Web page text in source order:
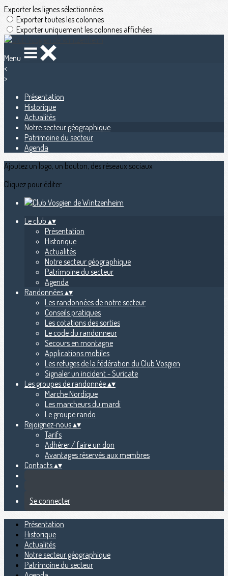
Exporter les lignes sélectionnées
Exporter toutes les colonnes
Exporter uniquement les colonnes affichées
Menu
<
>
Présentation
Historique
Actualités
Notre secteur géographique
Patrimoine du secteur
Agenda
Ajoutez un logo, un bouton, des réseaux sociaux
Cliquez pour éditer
Le club ▴▾
Présentation
Historique
Actualités
Notre secteur géographique
Patrimoine du secteur
Agenda
Randonnées▴▾
Les randonnées de notre secteur
Conseils pratiques
Les cotations des sorties
Le code du randonneur
Secours en montagne
Applications mobiles
Les refuges de la fédération du Club Vosgien
Signaler un incident - Suricate
Les groupes de randonnée▴▾
Marche Nordique
Les marcheurs du mardi
Le groupe rando
Rejoignez-nous▴▾
Tarifs
Adhérer / faire un don
Avantages réservés aux membres
Contacts▴▾
Se connecter
Présentation
Historique
Actualités
Notre secteur géographique
Patrimoine du secteur